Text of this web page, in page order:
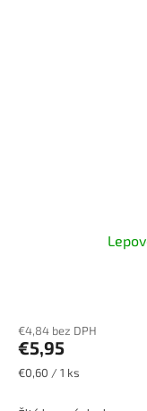
€4,84 bez DPH
€5,95
Jednotková
€0,60 / 1 ks